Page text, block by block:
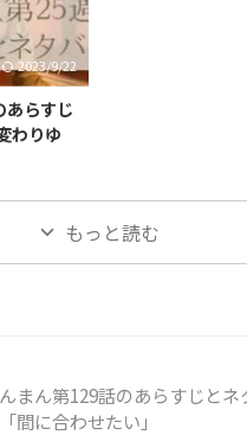
2023/9/22
あらすじ
わりゆ
もっと読む
まん第129話のあらすじとネ
間に合わせたい」